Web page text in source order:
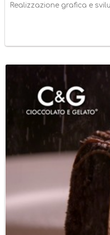
Realizzazione grafica e